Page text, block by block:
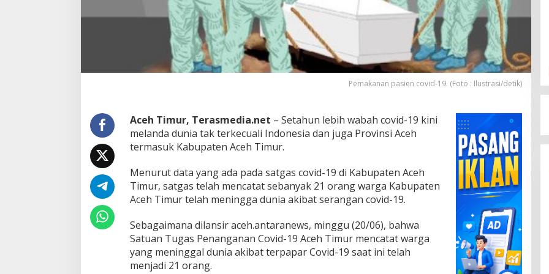
a
n
l
d
i
A
e
h
T
u
r
Pemakanan pasien covid-19. (Foto : Ilustrasi/detik)
Aceh Timur, Terasmedia.net – Setahun lebih wabah covid-19 kini
melanda dunia tak terkecuali Indonesia dan juga Provinsi Aceh
termasuk Kabupaten Aceh Timur.
Menurut data yang ada pada satgas covid-19 di Kabupaten Aceh
Timur, satgas telah mencatat sebanyak 21 orang warga Kabupaten
Aceh Timur telah meningga dunia akibat serangan covid-19.
Sebagaimana dilansir aceh.antaranews, minggu (20/06), bahwa
Satuan Tugas Penanganan Covid-19 Aceh Timur mencatat warga
yang meninggal dunia akibat terpapar Covid-19 saat ini telah
menjadi 21 orang.